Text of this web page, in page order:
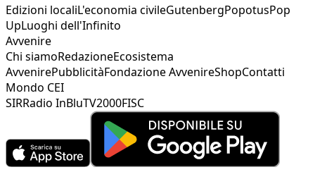
Edizioni localiL'economia civileGutenbergPopotusPop
UpLuoghi dell'Infinito
Avvenire
Chi siamoRedazioneEcosistema
AvvenirePubblicitàFondazione AvvenireShopContatti
Mondo CEI
SIRRadio InBluTV2000FISC